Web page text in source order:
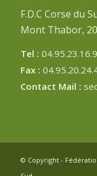
F.D.C Corse du
Mont Thabor,
Tel :
Fax :
Contact Mail :
© Copyright -